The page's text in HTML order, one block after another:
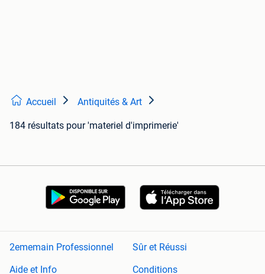
Accueil Antiquités & Art
184 résultats pour 'materiel d'imprimerie'
2ememain Professionnel
Sûr et Réussi
Aide et Info
Conditions